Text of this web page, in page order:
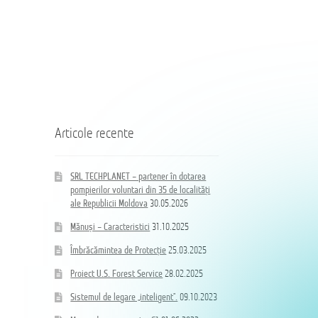
Articole recente
SRL TECHPLANET – partener în dotarea
pompierilor voluntari din 35 de localități
ale Republicii Moldova 30.05.2026
Mănuși – Caracteristici 31.10.2025
Îmbrăcămintea de Protecție 25.03.2025
Proiect U.S. Forest Service 28.02.2025
Sistemul de legare „inteligent”. 09.10.2023